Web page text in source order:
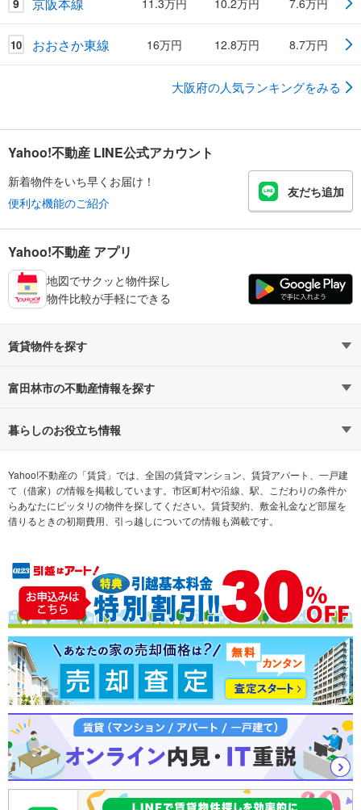
9 11.3万円 10.2万円 7.6万円
10 おおさか東線 16万円 12.8万円 8.7万円
大阪府の人気ランキングをみる
Yahoo!不動産 LINE公式アカウント
新着物件をいち早くお届け！
便利な機能のご紹介
友だち追加
Yahoo!不動産 アプリ
地図でサクッと物件探し
物件比較が手軽にできる
賃貸物件を探す
路線・駅から探す
通勤時間から探す
不動産会社から探す 希望の条件から探す
テーマから探す ランキングから探す
富田林市の不動産情報を探す
不動産・住宅
新築マンション 中古マンション
新築一戸建て 中古一戸建て
売却査定
暮らしのお役立ち情報
マンションカタログ 教えて！住まいの先生
Yahoo!不動産の「賃貸」では、全国の賃貸マンション、賃貸アパート、一戸建
て（借家）の情報を掲載しています。市区町村や沿線、駅、こだわりの条件か
らあなたにピッタリの物件を探してください。賃貸契約、敷金礼金など部屋を
借りるときの初期費用、引っ越しについての情報も満載です。